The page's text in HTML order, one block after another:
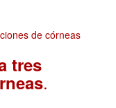
tres
.